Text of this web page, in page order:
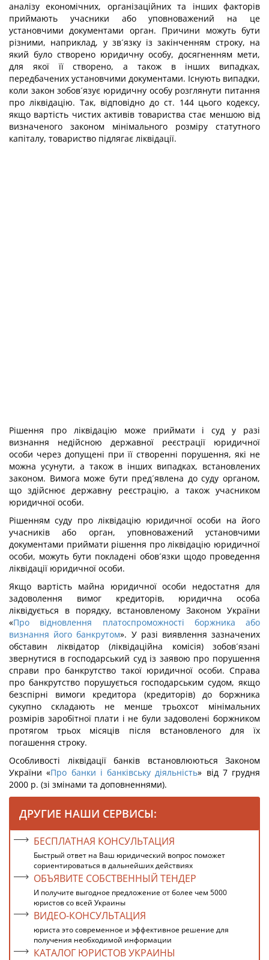
аналізу економічних, організаційних та інших факторів
приймають учасники або уповноважений на це
установчими документами орган. Причини можуть бути
різними, наприклад, у зв´язку із закінченням строку, на
який було створено юридичну особу, досягненням мети,
для якої її створено, а також в інших випадках,
передбачених установчими документами. Існують випадки,
коли закон зобов´язує юридичну особу розглянути питання
про ліквідацію. Так, відповідно до ст. 144 цього кодексу,
якщо вартість чистих активів товариства стає меншою від
визначеного законом мінімального розміру статутного
капіталу, товариство підлягає ліквідації.
Рішення про ліквідацію може приймати і суд у разі
визнання недійсною державної реєстрації юридичної
особи через допущені при її створенні порушення, які не
можна усунути, а також в інших випадках, встановлених
законом. Вимога може бути пред´явлена до суду органом,
що здійснює державну реєстрацію, а також учасником
юридичної особи.
Рішенням суду про ліквідацію юридичної особи на його
учасників або орган, уповноважений установчими
документами приймати рішення про ліквідацію юридичної
особи, можуть бути покладені обов´язки щодо проведення
ліквідації юридичної особи.
Якщо вартість майна юридичної особи недостатня для
задоволення вимог кредиторів, юридична особа
ліквідується в порядку, встановленому Законом України
«Про відновлення платоспроможності боржника або
визнання його банкрутом». У разі виявлення зазначених
обставин ліквідатор (ліквідаційна комісія) зобов´язані
звернутися в господарський суд із заявою про порушення
справи про банкрутство такої юридичної особи. Справа
про банкрутство порушується господарським судом, якщо
безспірні вимоги кредитора (кредиторів) до боржника
сукупно складають не менше трьохсот мінімальних
розмірів заробітної плати і не були задоволені боржником
протягом трьох місяців після встановленого для їх
погашення строку.
Особливості ліквідації банків встановлюються Законом
України «Про банки і банківську діяльність» від 7 грудня
2000 р. (зі змінами та доповненнями).
ДРУГИЕ НАШИ СЕРВИСЫ:
БЕСПЛАТНАЯ КОНСУЛЬТАЦИЯ
Быстрый ответ на Ваш юридический вопрос поможет
сориентироваться в дальнейших действиях
ОБЪЯВИТЕ СОБСТВЕННЫЙ ТЕНДЕР
И получите выгодное предложение от более чем 5000
юристов со всей Украины
ВИДЕО-КОНСУЛЬТАЦИЯ
юриста это современное и эффективное решение для
получения необходимой информации
КАТАЛОГ ЮРИСТОВ УКРАИНЫ